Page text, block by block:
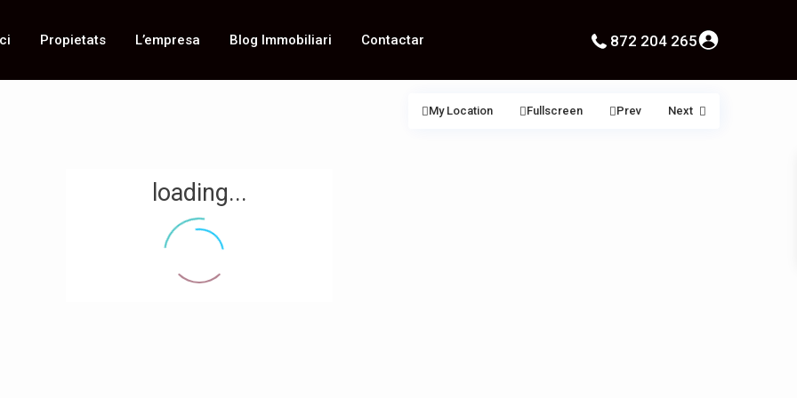
Propietats L’empresa Blog Immobiliari Contactar 872 204 265
loading...
My Location Fullscreen Prev Next